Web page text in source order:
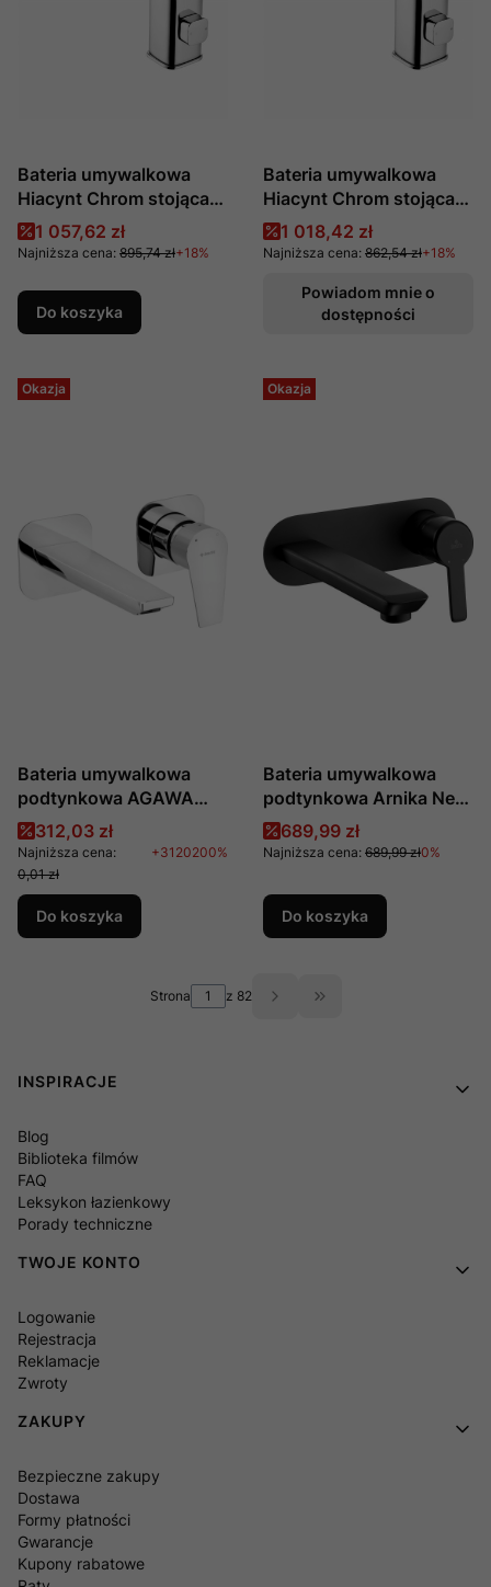
Bateria umywalkowa
Hiacynt Chrom stojąca
sensorowa z regulacją
temperatury (230V)
Cena promocyjna
1 057,62 zł
Najniższa cena: 895,74 zł+18%
Do koszyka
Bateria umywalkowa
Hiacynt Chrom stojąca
sensorowa z regulacją
temperatury (4xAA)
Cena promocyjna
1 018,42 zł
Najniższa cena: 862,54 zł+18%
Powiadom mnie o
dostępności
Okazja
Bateria umywalkowa
podtynkowa AGAWA
chrom produkcji
DEANTE BQG 054L
Cena promocyjna
312,03 zł
Najniższa cena:
0,01 zł
+3120200%
Do koszyka
Okazja
Bateria umywalkowa
podtynkowa Arnika Nero
produkcji Deante
BQA_N54L
Cena promocyjna
689,99 zł
Najniższa cena: 689,99 zł0%
Do koszyka
Strona z 82 Przejdź do ostatniej
Linki w stopce
INSPIRACJE
Blog
Biblioteka filmów
FAQ
Leksykon łazienkowy
Porady techniczne
TWOJE KONTO
Logowanie
Rejestracja
Reklamacje
Zwroty
ZAKUPY
Bezpieczne zakupy
Dostawa
Formy płatności
Gwarancje
Kupony rabatowe